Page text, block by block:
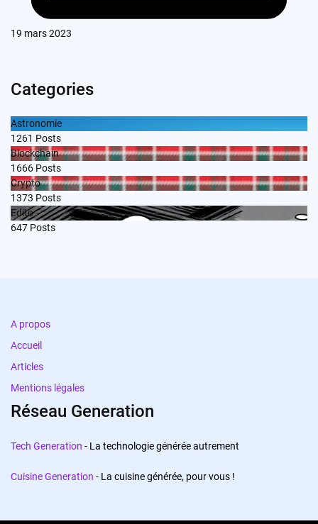
19 mars 2023
Categories
Astronomie
1261 Posts
Blockchain
1666 Posts
Crypto
1373 Posts
Edito
647 Posts
A propos
Accueil
Articles
Mentions légales
Réseau Generation
Tech Generation - La technologie générée autrement
Cuisine Generation - La cuisine générée, pour vous !